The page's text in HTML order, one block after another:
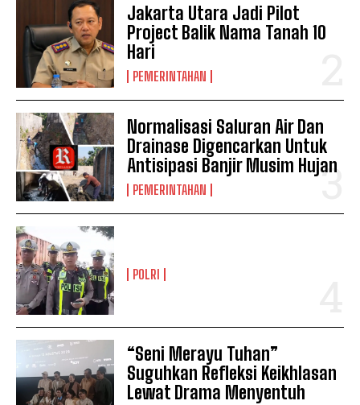
Jakarta Utara Jadi Pilot
Project Balik Nama Tanah 10
Hari
PEMERINTAHAN
Normalisasi Saluran Air Dan
Drainase Digencarkan Untuk
Antisipasi Banjir Musim Hujan
PEMERINTAHAN
POLRI
“Seni Merayu Tuhan”
Suguhkan Refleksi Keikhlasan
Lewat Drama Menyentuh